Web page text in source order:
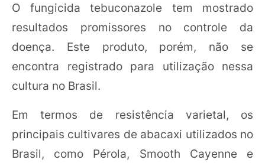
O fungicida tebuconazole tem mostrado
resultados promissores no controle da
doença. Este produto, porém, não se
encontra registrado para utilização nessa
cultura no Brasil.
Em termos de resistência varietal, os
principais cultivares de abacaxi utilizados no
Brasil, como Pérola, Smooth Cayenne e